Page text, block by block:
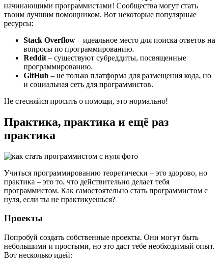
начинающими программистами! Сообщества могут стать
твоим лучшим помощником. Вот некоторые популярные
ресурсы:
Stack Overflow – идеальное место для поиска ответов на
вопросы по программированию.
Reddit – существуют субреддиты, посвященные
программированию.
GitHub – не только платформа для размещения кода, но
и социальная сеть для программистов.
Не стесняйся просить о помощи, это нормально!
Практика, практика и ещё раз
практика
Учиться программированию теоретически – это здорово, но
практика – это то, что действительно делает тебя
программистом. Как самостоятельно стать программистом с
нуля, если ты не практикуешься?
Проекты
Попробуй создать собственные проекты. Они могут быть
небольшими и простыми, но это даст тебе необходимый опыт.
Вот несколько идей: